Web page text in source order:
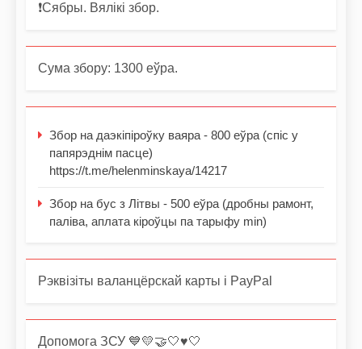
❗️Сябры. Вялікі збор.
Сума збору: 1300 еўра.
Збор на даэкіпіроўку ваяра - 800 еўра (спіс у
папярэднім пасце)
https://t.me/helenminskaya/14217
Збор на бус з Літвы - 500 еўра (дробны рамонт,
паліва, аплата кіроўцы па тарыфу min)
Рэквізіты валанцёрскай карты і PayPal
Допомога ЗСУ 💙💛🤝🤍♥️🤍